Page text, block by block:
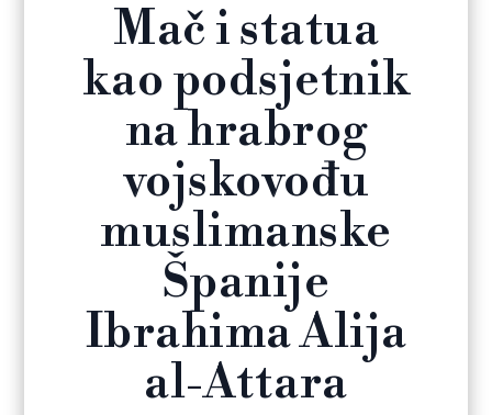
Mač i statua
kao podsjetnik
na hrabrog
vojskovođu
muslimanske
Španije
Ibrahima Alija
al-Attara